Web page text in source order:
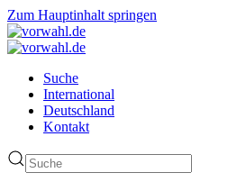
Zum Hauptinhalt springen
Suche
International
Deutschland
Kontakt